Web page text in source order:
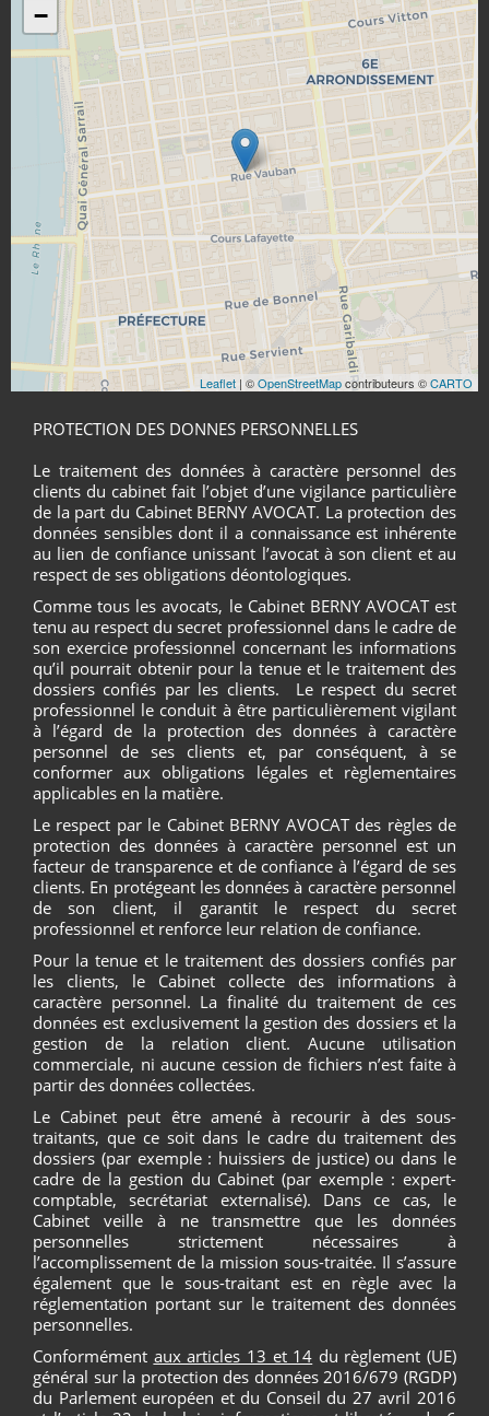
−
Leaflet | ©OpenStreetMapcontributeurs ©CARTO
PROTECTION DES DONNES PERSONNELLES
Le traitement des données à caractère personnel des
clients du cabinet fait l’objet d’une vigilance particulière
de la part du Cabinet BERNY AVOCAT. La protection des
données sensibles dont il a connaissance est inhérente
au lien de confiance unissant l’avocat à son client et au
respect de ses obligations déontologiques.
Comme tous les avocats, le Cabinet BERNY AVOCAT est
tenu au respect du secret professionnel dans le cadre de
son exercice professionnel concernant les informations
qu’il pourrait obtenir pour la tenue et le traitement des
dossiers confiés par les clients. Le respect du secret
professionnel le conduit à être particulièrement vigilant
à l’égard de la protection des données à caractère
personnel de ses clients et, par conséquent, à se
conformer aux obligations légales et règlementaires
applicables en la matière.
Le respect par le Cabinet BERNY AVOCAT des règles de
protection des données à caractère personnel est un
facteur de transparence et de confiance à l’égard de ses
clients. En protégeant les données à caractère personnel
de son client, il garantit le respect du secret
professionnel et renforce leur relation de confiance.
Pour la tenue et le traitement des dossiers confiés par
les clients, le Cabinet collecte des informations à
caractère personnel. La finalité du traitement de ces
données est exclusivement la gestion des dossiers et la
gestion de la relation client. Aucune utilisation
commerciale, ni aucune cession de fichiers n’est faite à
partir des données collectées.
Le Cabinet peut être amené à recourir à des sous-
traitants, que ce soit dans le cadre du traitement des
dossiers (par exemple : huissiers de justice) ou dans le
cadre de la gestion du Cabinet (par exemple : expert-
comptable, secrétariat externalisé). Dans ce cas, le
Cabinet veille à ne transmettre que les données
personnelles strictement nécessaires à
l’accomplissement de la mission sous-traitée. Il s’assure
également que le sous-traitant est en règle avec la
réglementation portant sur le traitement des données
personnelles.
Conformément aux articles 13 et 14 du règlement (UE)
général sur la protection des données 2016/679 (RGDP)
du Parlement européen et du Conseil du 27 avril 2016